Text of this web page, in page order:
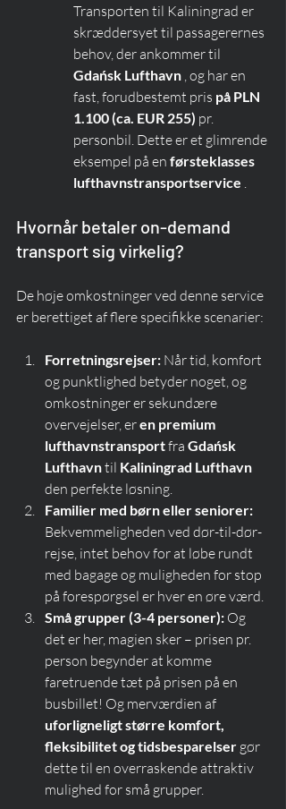
Transporten til Kaliningrad er
skræddersyet til passagerernes
behov, der ankommer til
Gdańsk Lufthavn , og har en
fast, forudbestemt pris på PLN
1.100 (ca. EUR 255) pr.
personbil. Dette er et glimrende
eksempel på en førsteklasses
lufthavnstransportservice
Hvornår betaler on-demand
transport sig virkelig?
De høje omkostninger ved denne service
er berettiget af flere specifikke scenarier:
Forretningsrejser: Når tid, komfort
og punktlighed betyder noget, og
omkostninger er sekundære
overvejelser, er en premium
lufthavnstransport fra Gdańsk
Lufthavn til Kaliningrad Lufthavn
den perfekte løsning.
Familier med børn eller seniorer:
Bekvemmeligheden ved dør-til-dør-
rejse, intet behov for at løbe rundt
med bagage og muligheden for stop
på forespørgsel er hver en øre værd.
Små grupper (3-4 personer): Og
det er her, magien sker – prisen pr.
person begynder at komme
faretruende tæt på prisen på en
busbillet! Og merværdien af
uforligneligt større komfort,
fleksibilitet og tidsbesparelser gør
dette til en overraskende attraktiv
mulighed for små grupper.